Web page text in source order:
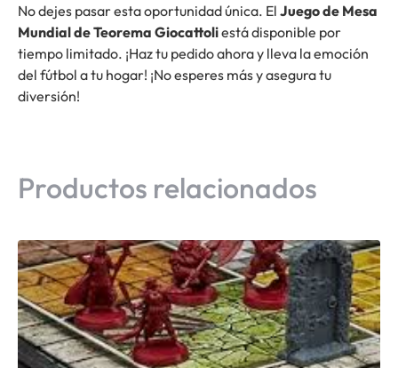
No dejes pasar esta oportunidad única. El Juego de Mesa
Mundial de Teorema Giocattoliestá disponible por
tiempo limitado. ¡Haz tu pedido ahora y lleva la emoción
del fútbol a tu hogar! ¡No esperes más y asegura tu
diversión!
Productos relacionados